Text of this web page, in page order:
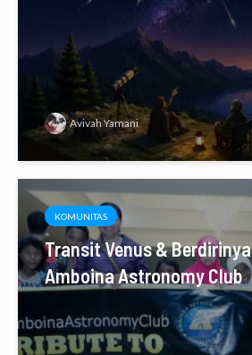
Avivah Yamani
KOMUNITAS
Transit Venus & Berdirinya
Amboina Astronomy Club